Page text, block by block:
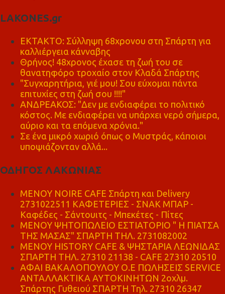
LAKONES.gr
ΕΚΤΑΚΤΟ: Σύλληψη 68χρονου στη Σπάρτη για
καλλιέργεια κάνναβης
Θρήνος! 48χρονος έχασε τη ζωή του σε
θανατηφόρο τροχαίο στον Κλαδά Σπάρτης
"Συγχαρητήρια, γιέ μου! Σου εύχομαι πάντα
επιτυχίες στη ζωή σου !!!!"
ΑΝΔΡΕΑΚΟΣ: "Δεν με ενδιαφέρει το πολιτικό
κόστος. Με ενδιαφέρει να υπάρχει νερό σήμερα,
αύριο και τα επόμενα χρόνια."
Σε ένα μικρό χωριό όπως ο Μυστράς, κάποιοι
υποψιάζονταν αλλά...
ΟΔΗΓΟΣ ΛΑΚΩΝΙΑΣ
MENOY NOIRE CAFE Σπάρτη και Delivery
2731022511 ΚΑΦΕΤΕΡΙΕΣ - ΣΝΑΚ ΜΠΑΡ -
Καφέδες - Σάντουιτς - Μπεκέτες - Πίτες
ΜΕΝΟΥ ΨΗΤΟΠΩΛΕΙΟ ΕΣΤΙΑΤΟΡΙΟ " Η ΠΙΑΤΣΑ
ΤΗΣ ΜΑΣΑΣ" ΣΠΑΡΤΗ ΤΗΛ. 2731082002
ΜΕΝΟΥ HISTORY CAFE & ΨΗΣΤΑΡΙΑ ΛΕΩΝΙΔΑΣ
ΣΠΑΡΤΗ ΤΗΛ. 27310 21138 - CAFE 27310 20510
ΑΦΑΙ ΒΑΚΑΛΟΠΟΥΛΟΥ Ο.Ε ΠΩΛΗΣΕΙΣ SERVICE
ΑΝΤΑΛΛΑΚΤΙΚΑ ΑΥΤΟΚΙΝΗΤΩΝ 2οχλμ.
Σπάρτης Γυθειού ΣΠΑΡΤΗ Τηλ. 27310 26347